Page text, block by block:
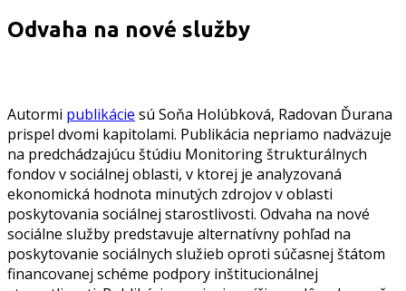
Odvaha na nové služby
Autormi publikácie sú Soňa Holúbková, Radovan Ďurana
prispel dvomi kapitolami. Publikácia nepriamo nadväzuje
na predchádzajúcu štúdiu Monitoring štrukturálnych
fondov v sociálnej oblasti, v ktorej je analyzovaná
ekonomická hodnota minutých zdrojov v oblasti
poskytovania sociálnej starostlivosti. Odvaha na nové
sociálne služby predstavuje alternatívny pohľad na
poskytovanie sociálnych služieb oproti súčasnej štátom
financovanej schéme podpory inštitucionálnej